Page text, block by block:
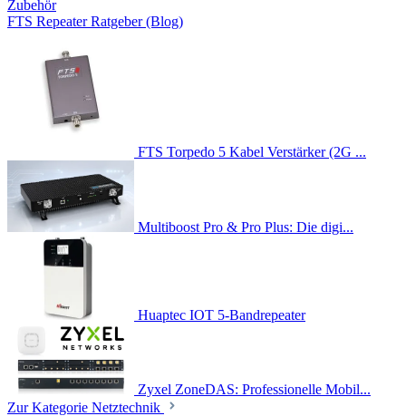
Zubehör
FTS Repeater Ratgeber (Blog)
FTS Torpedo 5 Kabel Verstärker (2G ...
Multiboost Pro & Pro Plus: Die digi...
Huaptec IOT 5-Bandrepeater
Zyxel ZoneDAS: Professionelle Mobil...
Zur Kategorie Netztechnik